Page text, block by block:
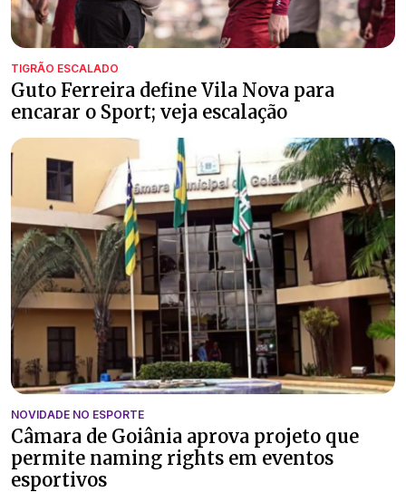
TIGRÃO ESCALADO
Guto Ferreira define Vila Nova para
encarar o Sport; veja escalação
NOVIDADE NO ESPORTE
Câmara de Goiânia aprova projeto que
permite naming rights em eventos
esportivos